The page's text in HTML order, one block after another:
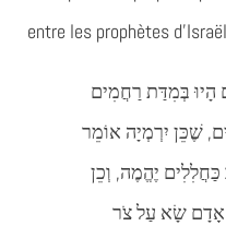
entre les prophètes
הָיוּ בְּמִדַּת רַחֲמִים
שֶׁכֵּן יִרְמְיָה אוֹמֵר
יֶהֱמֶה, וְכֵן
אָדָם שָׂא עַל צֹר